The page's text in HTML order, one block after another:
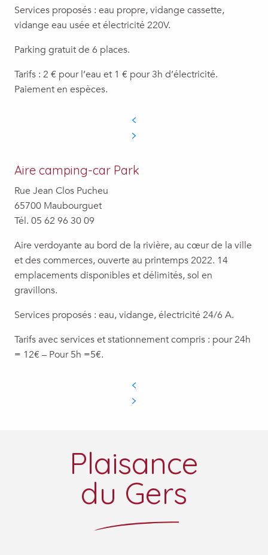
Services proposés : eau propre, vidange cassette,
vidange eau usée et électricité 220V.
Parking gratuit de 6 places.
Tarifs : 2 € pour l’eau et 1 € pour 3h d’électricité.
Paiement en espèces.
Aire camping-car Park
Rue Jean Clos Pucheu
65700 Maubourguet
Tél. 05 62 96 30 09
Aire verdoyante au bord de la rivière, au cœur de la ville
et des commerces, ouverte au printemps 2022. 14
emplacements disponibles et délimités, sol en
gravillons.
Services proposés : eau, vidange, électricité 24/6 A.
Tarifs avec services et stationnement compris : pour 24h
= 12€ – Pour 5h =5€.
Plaisance
du Gers